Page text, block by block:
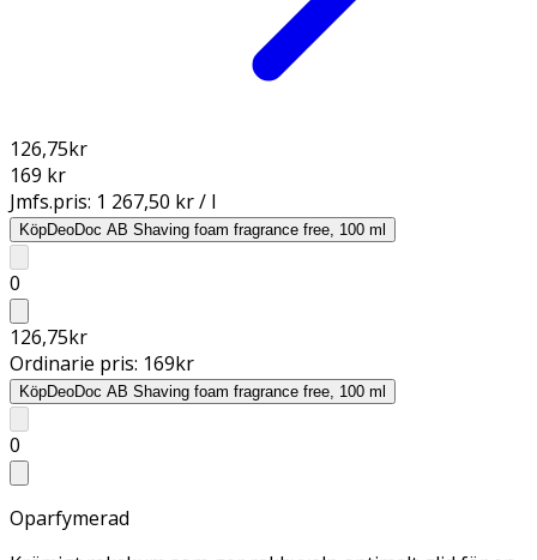
126,75kr
169 kr
Jmfs.pris: 1 267,50 kr / l
KöpDeoDoc AB Shaving foam fragrance free, 100 ml
0
126,75kr
Ordinarie pris: 169kr
KöpDeoDoc AB Shaving foam fragrance free, 100 ml
0
Oparfymerad